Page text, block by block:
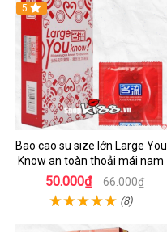
Hot
5
Bao cao su size lớn Large You
Know an toàn thoải mái nam
50.000₫ 66.000₫
(8)